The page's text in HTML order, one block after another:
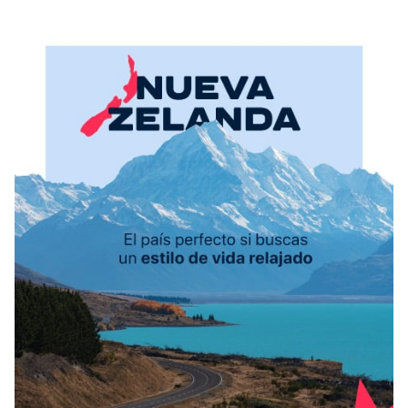
Australia permitirá la entrada de
estudiantes y trabajadores cualificados
vacunados contra el Covid-19
Agustina Fontirroig 23/11/2021
Canadá
Estados Unidos
Ecuador
VER TODOS LOS PAÍSES
Estudia Inglés frente al Mediterráneo
Estudia un Bachelor de IT en Cork